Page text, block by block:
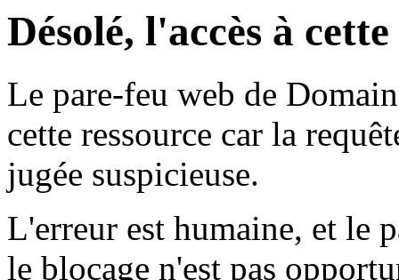
Désolé, l'accès à
Le pare-feu web de
cette ressource car la
jugée suspicieuse.
L'erreur est humaine, et le
le blocage n'est pas